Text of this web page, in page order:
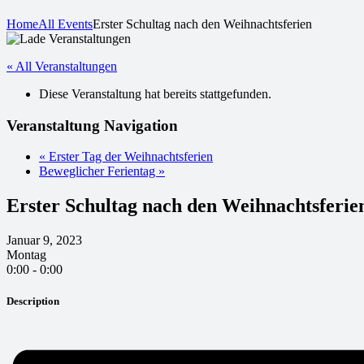
HomeAll EventsErster Schultag nach den Weihnachtsferien
« All Veranstaltungen
Diese Veranstaltung hat bereits stattgefunden.
Veranstaltung Navigation
« Erster Tag der Weihnachtsferien
Beweglicher Ferientag »
Erster Schultag nach den
Januar 9, 2023
Montag
0:00 - 0:00
Description